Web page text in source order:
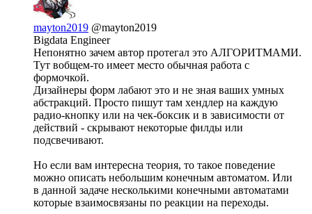
mayton2019 @mayton2019
Bigdata Engineer
Непонятно зачем автор протегал это АЛГОРИТМАМИ.
Тут вобщем-то имеет место обычная работа с
формочкой.
Дизайнеры форм лабают это и не зная ваших умных
абстракций. Просто пишут там хендлер на каждую
радио-кнопку или на чек-боксик и в зависимости от
действий - скрывают некоторые филды или
подсвечивают.
Но если вам интересна теория, то такое поведение
можно описать небольшим конечным автоматом. Или
в данной задаче несколькими конечными автоматами
которые взаимосвязаны по реакции на переходы.